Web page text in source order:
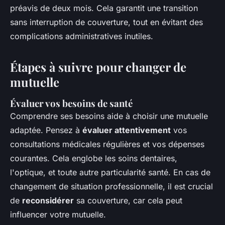
préavis de deux mois. Cela garantit une transition
sans interruption de couverture, tout en évitant des
complications administratives inutiles.
Étapes à suivre pour changer de
mutuelle
Évaluer vos besoins de santé
Comprendre ses besoins aide à choisir une mutuelle
adaptée. Pensez à évaluer attentivement vos
consultations médicales régulières et vos dépenses
courantes. Cela englobe les soins dentaires,
l'optique, et toute autre particularité santé. En cas de
changement de situation professionnelle, il est crucial
de reconsidérer sa couverture, car cela peut
influencer votre mutuelle.